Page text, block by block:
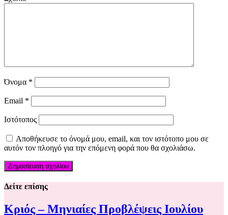
Όνομα *
Email *
Ιστότοπος
Αποθήκευσε το όνομά μου, email, και τον ιστότοπο μου σε
αυτόν τον πλοηγό για την επόμενη φορά που θα σχολιάσω.
Δείτε επίσης
Κριός – Μηνιαίες Προβλέψεις Ιουλίου